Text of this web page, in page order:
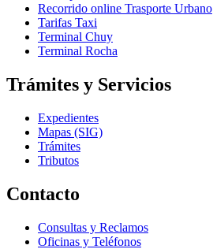
Recorrido online Trasporte Urbano
Tarifas Taxi
Terminal Chuy
Terminal Rocha
Trámites y Servicios
Expedientes
Mapas (SIG)
Trámites
Tributos
Contacto
Consultas y Reclamos
Oficinas y Teléfonos